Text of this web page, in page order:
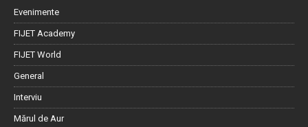
Evenimente
FIJET Academy
FIJET World
General
Interviu
Mărul de Aur